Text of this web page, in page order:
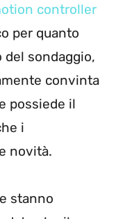
controller
per quanto
sondaggio,
convinta
possiede il
i
novità.
stanno